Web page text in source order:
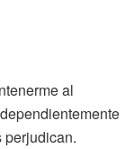
al
perjudican.